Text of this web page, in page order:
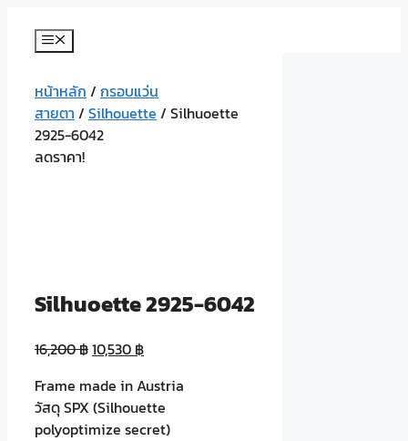
Menu
หน้าหลัก / กรอบแว่น
สายตา / Silhouette / Silhuoette
2925-6042
ลดราคา!
Silhuoette 2925-6042
16,200฿10,530 ฿
Frame made in Austria
วัสดุ SPX (Silhouette
polyoptimize secret)